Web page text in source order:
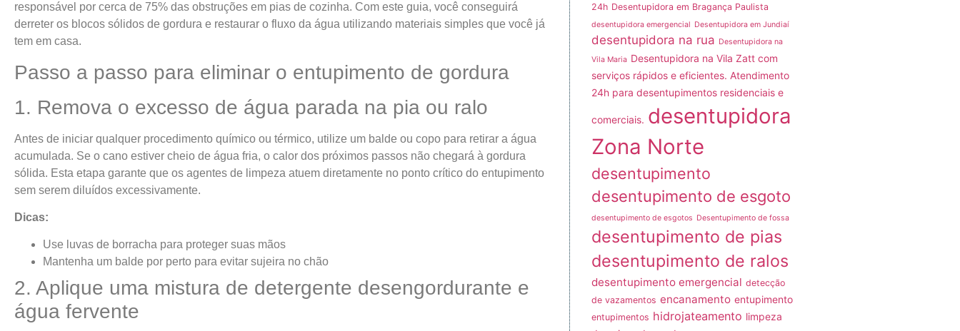
responsável por cerca de 75% das obstruções em pias de cozinha. Com este guia, você conseguirá
derreter os blocos sólidos de gordura e restaurar o fluxo da água utilizando materiais simples que você já
tem em casa.
Passo a passo para eliminar o entupimento de gordura
1. Remova o excesso de água parada na pia ou ralo
Antes de iniciar qualquer procedimento químico ou térmico, utilize um balde ou copo para retirar a água
acumulada. Se o cano estiver cheio de água fria, o calor dos próximos passos não chegará à gordura
sólida. Esta etapa garante que os agentes de limpeza atuem diretamente no ponto crítico do entupimento
sem serem diluídos excessivamente.
Dicas:
Use luvas de borracha para proteger suas mãos
Mantenha um balde por perto para evitar sujeira no chão
2. Aplique uma mistura de detergente desengordurante e
água fervente
24h Desentupidora em Bragança Paulista
desentupidora emergencial Desentupidora em Jundiaí
desentupidora na rua Desentupidora na
Vila Maria Desentupidora na Vila Zatt com
serviços rápidos e eficientes. Atendimento
24h para desentupimentos residenciais e
comerciais. desentupidora
Zona Norte
desentupimento
desentupimento de esgoto
desentupimento de esgotos Desentupimento de fossa
desentupimento de pias
desentupimento de ralos
desentupimento emergencial detecção
de vazamentos encanamento entupimento
entupimentos hidrojateamento limpeza